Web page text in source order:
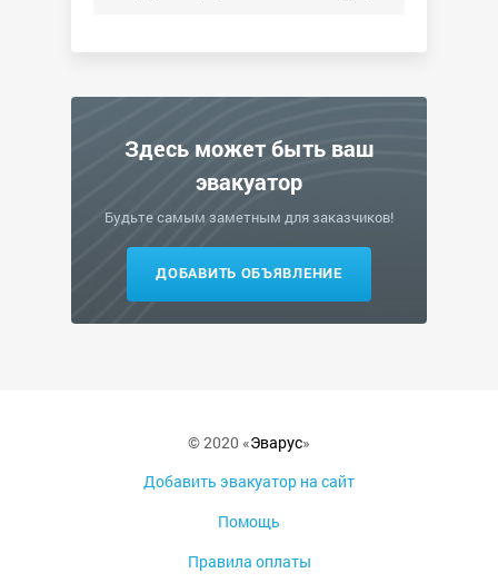
Здесь может быть ваш
эвакуатор
Будьте самым заметным для заказчиков!
ДОБАВИТЬ ОБЪЯВЛЕНИЕ
© 2020 «Эварус»
Добавить эвакуатор на сайт
Помощь
Правила оплаты